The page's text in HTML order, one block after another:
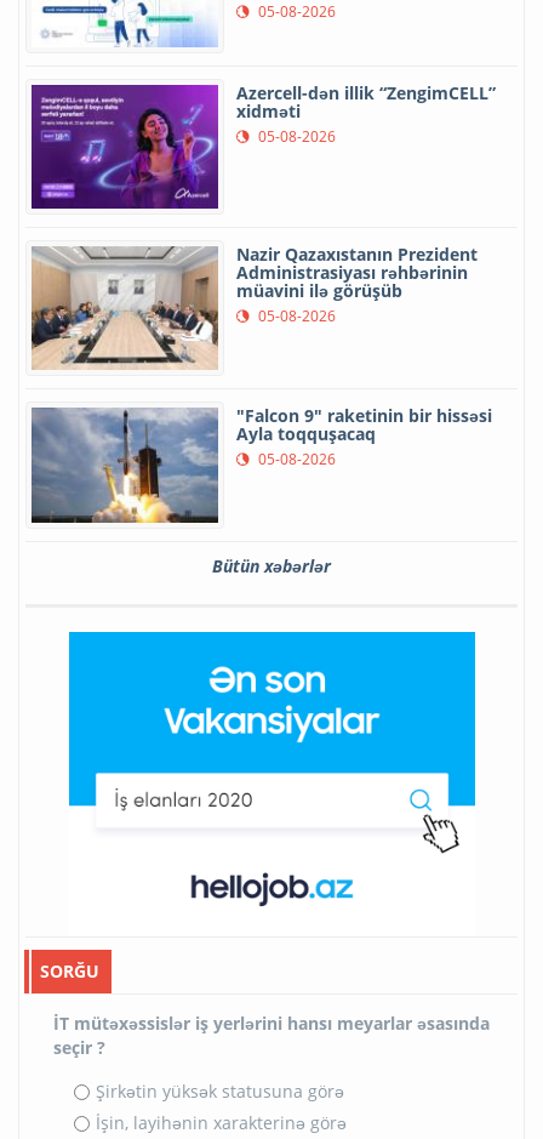
05-08-2026
Azercell-dən illik “ZengimCELL”
xidməti
05-08-2026
Nazir Qazaxıstanın Prezident
Administrasiyası rəhbərinin
müavini ilə görüşüb
05-08-2026
"Falcon 9" raketinin bir hissəsi
Ayla toqquşacaq
05-08-2026
Bütün xəbərlər
SORĞU
İT mütəxəssislər iş yerlərini hansı meyarlar əsasında
seçir ?
Şirkətin yüksək statusuna görə
İşin, layihənin xarakterinə görə